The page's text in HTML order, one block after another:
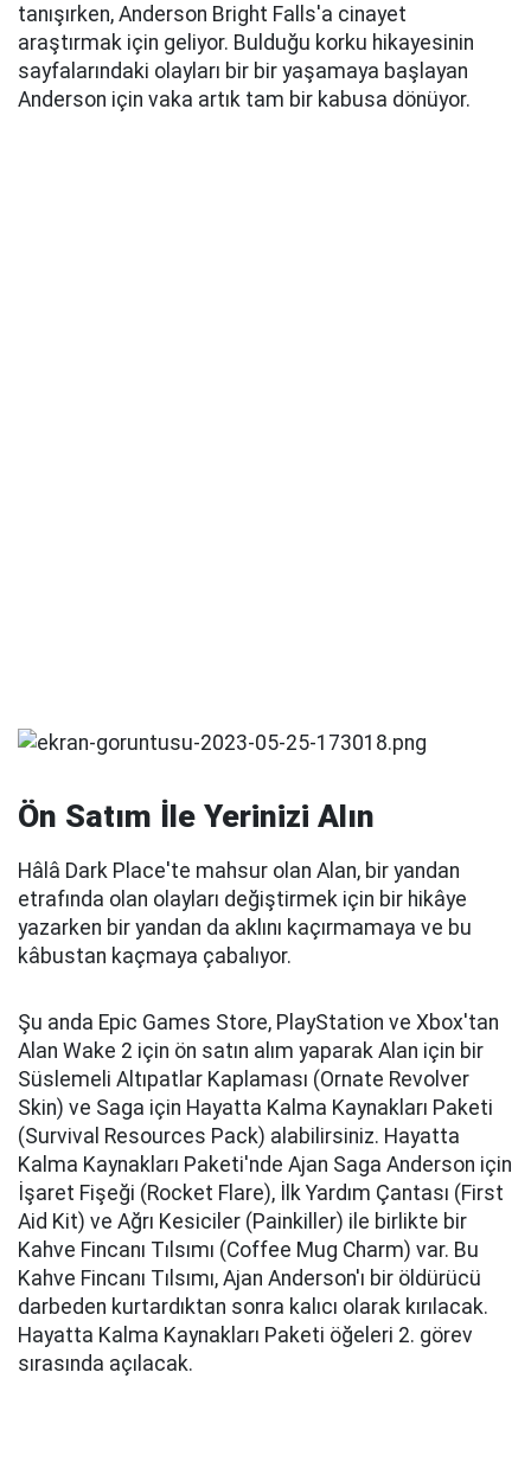
tanışırken, Anderson Bright Falls'a cinayet
araştırmak için geliyor. Bulduğu korku hikayesinin
sayfalarındaki olayları bir bir yaşamaya başlayan
Anderson için vaka artık tam bir kabusa dönüyor.
Ön Satım İle Yerinizi Alın
Hâlâ Dark Place'te mahsur olan Alan, bir yandan
etrafında olan olayları değiştirmek için bir hikâye
yazarken bir yandan da aklını kaçırmamaya ve bu
kâbustan kaçmaya çabalıyor.
Şu anda Epic Games Store, PlayStation ve Xbox'tan
Alan Wake 2 için ön satın alım yaparak Alan için bir
Süslemeli Altıpatlar Kaplaması (Ornate Revolver
Skin) ve Saga için Hayatta Kalma Kaynakları Paketi
(Survival Resources Pack) alabilirsiniz. Hayatta
Kalma Kaynakları Paketi'nde Ajan Saga Anderson için
İşaret Fişeği (Rocket Flare), İlk Yardım Çantası (First
Aid Kit) ve Ağrı Kesiciler (Painkiller) ile birlikte bir
Kahve Fincanı Tılsımı (Coffee Mug Charm) var. Bu
Kahve Fincanı Tılsımı, Ajan Anderson'ı bir öldürücü
darbeden kurtardıktan sonra kalıcı olarak kırılacak.
Hayatta Kalma Kaynakları Paketi öğeleri 2. görev
sırasında açılacak.